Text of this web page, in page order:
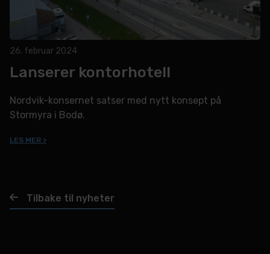
26. februar 2024
Lanserer kontorhotell
Nordvik-konsernet satser med nytt konsept på
Stormyra i Bodø.
LES MER >
Tilbake til nyheter